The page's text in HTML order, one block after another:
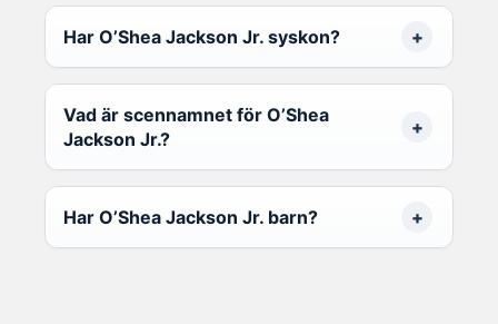
Har O’Shea Jackson Jr. syskon?
Vad är scennamnet för O’Shea
Jackson Jr.?
Har O’Shea Jackson Jr. barn?